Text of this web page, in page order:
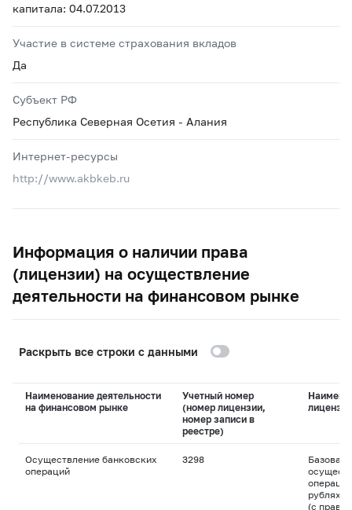
капитала: 04.07.2013
Участие в системе страхования вкладов
Да
Субъект РФ
Республика Северная Осетия - Алания
Интернет-ресурсы
http://www.akbkeb.ru
Информация о наличии права
(лицензии) на осуществление
деятельности на финансовом рынке
Раскрыть все строки с данными
Наименование деятельности
на финансовом рынке
Учетный номер
(номер лицензии,
номер записи в
реестре)
лицензии
Осуществление банковских
операций
3298
Базовая
рублях и
(с